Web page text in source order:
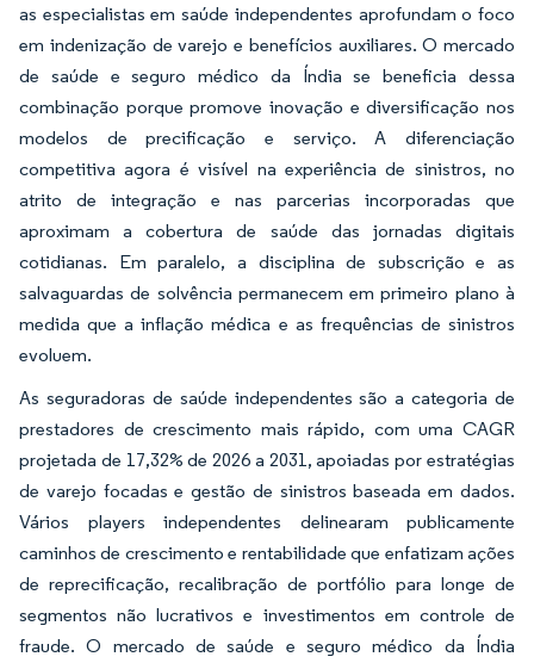
as especialistas em saúde independentes aprofundam o foco
em indenização de varejo e benefícios auxiliares. O mercado
de saúde e seguro médico da Índia se beneficia dessa
combinação porque promove inovação e diversificação nos
modelos de precificação e serviço. A diferenciação
competitiva agora é visível na experiência de sinistros, no
atrito de integração e nas parcerias incorporadas que
aproximam a cobertura de saúde das jornadas digitais
cotidianas. Em paralelo, a disciplina de subscrição e as
salvaguardas de solvência permanecem em primeiro plano à
medida que a inflação médica e as frequências de sinistros
evoluem.
As seguradoras de saúde independentes são a categoria de
prestadores de crescimento mais rápido, com uma CAGR
projetada de 17,32% de 2026 a 2031, apoiadas por estratégias
de varejo focadas e gestão de sinistros baseada em dados.
Vários players independentes delinearam publicamente
caminhos de crescimento e rentabilidade que enfatizam ações
de reprecificação, recalibração de portfólio para longe de
segmentos não lucrativos e investimentos em controle de
fraude. O mercado de saúde e seguro médico da Índia